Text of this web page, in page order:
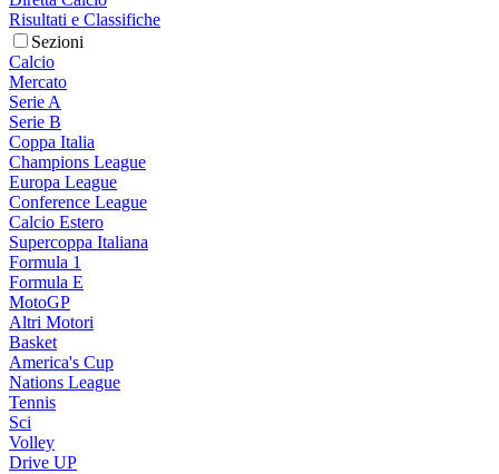
Risultati e Classifiche
Sezioni
Calcio
Mercato
Serie A
Serie B
Coppa Italia
Champions League
Europa League
Conference League
Calcio Estero
Supercoppa Italiana
Formula 1
Formula E
MotoGP
Altri Motori
Basket
America's Cup
Nations League
Tennis
Sci
Volley
Drive UP